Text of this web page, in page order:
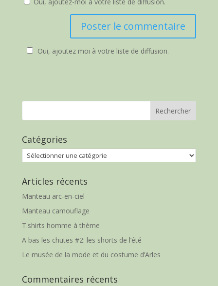
Oui, ajoutez moi à votre liste de diffusion.
Catégories
Catégories
Articles récents
Manteau arc-en-ciel
Manteau camouflage
T.shirts homme à thème
A bas les chutes #2: les shorts de l’été
Le musée de la mode et du costume d’Arles
Commentaires récents